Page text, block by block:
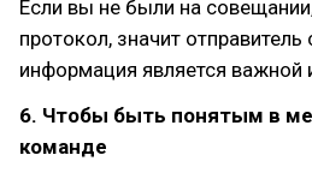
Если вы не были на
протокол, значит отправитель
информация является важной
6. Чтобы быть понятым в
команде